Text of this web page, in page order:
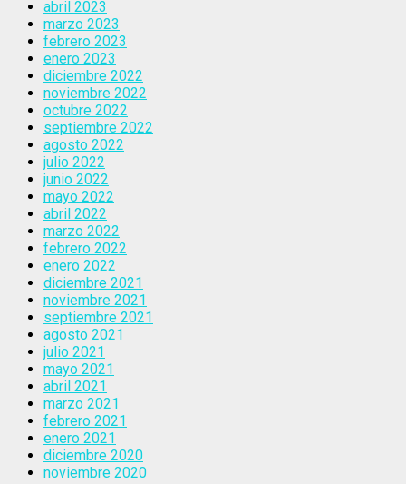
abril 2023
marzo 2023
febrero 2023
enero 2023
diciembre 2022
noviembre 2022
octubre 2022
septiembre 2022
agosto 2022
julio 2022
junio 2022
mayo 2022
abril 2022
marzo 2022
febrero 2022
enero 2022
diciembre 2021
noviembre 2021
septiembre 2021
agosto 2021
julio 2021
mayo 2021
abril 2021
marzo 2021
febrero 2021
enero 2021
diciembre 2020
noviembre 2020